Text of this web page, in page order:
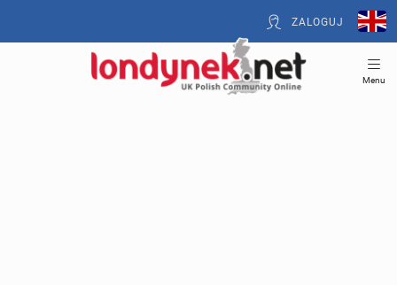
ZALOGUJ
Menu